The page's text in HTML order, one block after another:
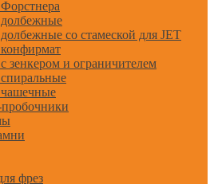
со стамеской для JET
зенкером и ограничителем
фрез